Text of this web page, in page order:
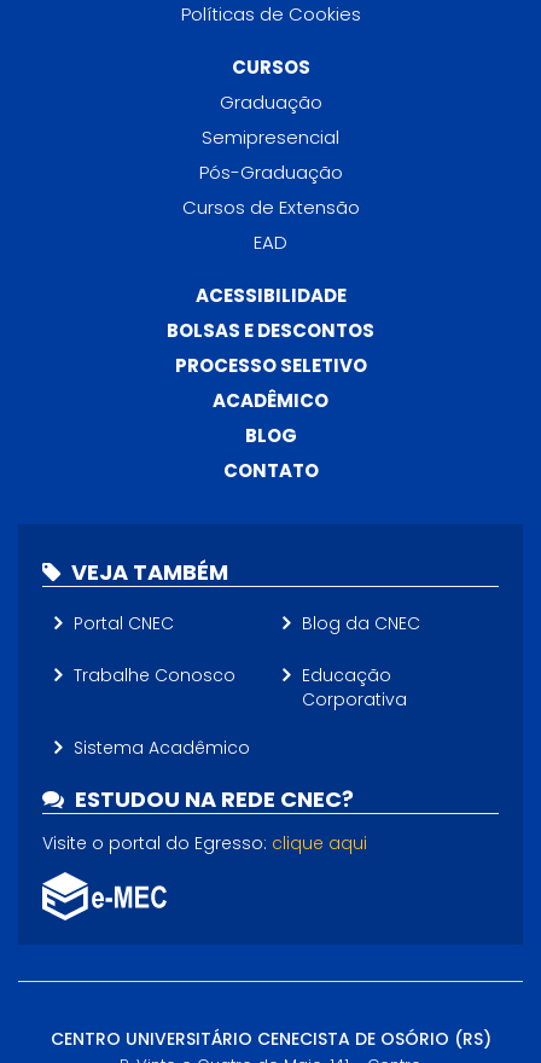
Políticas de Cookies
CURSOS
Graduação
Semipresencial
Pós-Graduação
Cursos de Extensão
EAD
ACESSIBILIDADE
BOLSAS E DESCONTOS
PROCESSO SELETIVO
ACADÊMICO
BLOG
CONTATO
VEJA TAMBÉM
Portal CNEC Blog da CNEC
Trabalhe Conosco
Educação
Corporativa
Sistema Acadêmico
ESTUDOU NA REDE CNEC?
Visite o portal do Egresso: clique aqui
CENTRO UNIVERSITÁRIO CENECISTA DE OSÓRIO (RS)